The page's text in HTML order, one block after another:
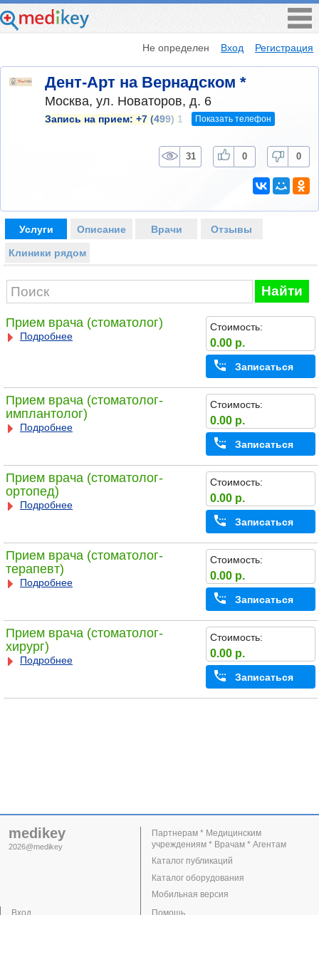
Не определен Вход Регистрация
Дент-Арт на Вернадском *
Москва, ул. Новаторов, д. 6
Запись на прием: +7 (499) 1 Показать телефон
31 0 0
Услуги Описание Врачи Отзывы
Клиники рядом
Найти
Прием врача (стоматолог)
Подробнее
Стоимость:
0.00 р.
Записаться
Прием врача (стоматолог-
имплантолог)
Подробнее
Стоимость:
0.00 р.
Записаться
Прием врача (стоматолог-
ортопед)
Подробнее
Стоимость:
0.00 р.
Записаться
Прием врача (стоматолог-
терапевт)
Подробнее
Стоимость:
0.00 р.
Записаться
Прием врача (стоматолог-
хирург)
Подробнее
Стоимость:
0.00 р.
Записаться
medikey
2026@medikey
Вход
Партнерам * Медицинским
учреждениям * Врачам * Агентам
Каталог публикаций
Каталог оборудования
Мобильная версия
Помощь